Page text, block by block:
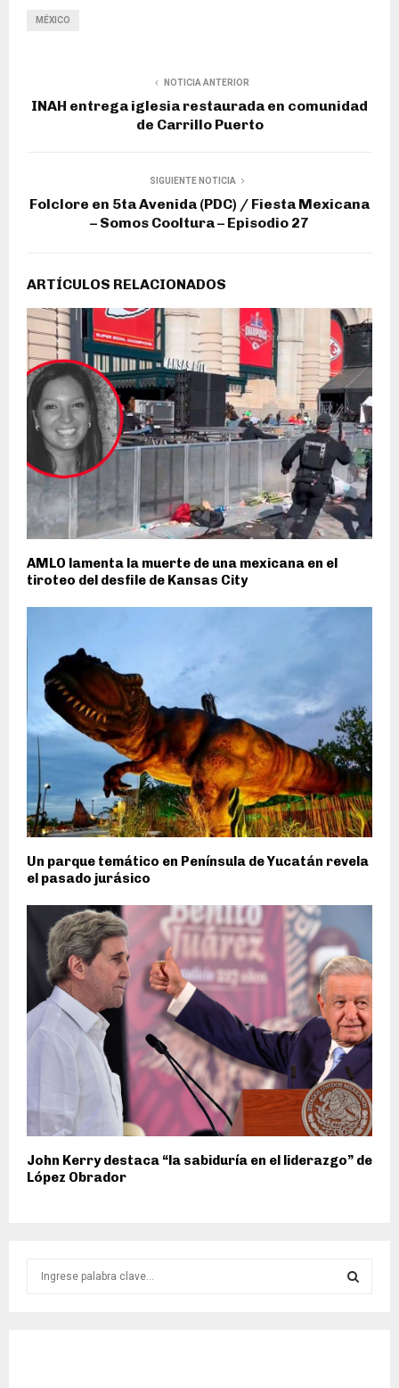
MÉXICO
NOTICIA ANTERIOR
INAH entrega iglesia restaurada en comunidad
de Carrillo Puerto
SIGUIENTE NOTICIA
Folclore en 5ta Avenida (PDC) / Fiesta Mexicana
– Somos Cooltura – Episodio 27
ARTÍCULOS RELACIONADOS
AMLO lamenta la muerte de una mexicana en el
tiroteo del desfile de Kansas City
Un parque temático en Península de Yucatán revela
el pasado jurásico
John Kerry destaca “la sabiduría en el liderazgo” de
López Obrador